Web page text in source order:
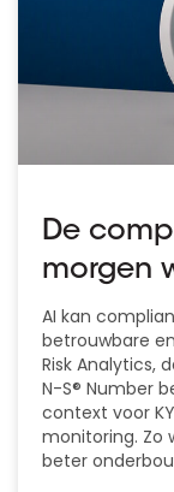
De
morgen
AI kan
betrouwbare
Risk Analytics,
N-S® Number
context voor
monitoring. Zo
beter